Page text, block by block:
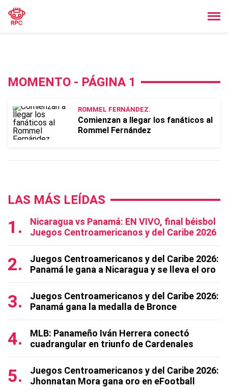
MOMENTO - PÁGINA 1
ROMMEL FERNÁNDEZ.
Comienzan a llegar los fanáticos al
Rommel Fernández
LAS MÁS LEÍDAS
Nicaragua vs Panamá: EN VIVO, final béisbol
Juegos Centroamericanos y del Caribe 2026
Juegos Centroamericanos y del Caribe 2026:
Panamá le gana a Nicaragua y se lleva el oro
Juegos Centroamericanos y del Caribe 2026:
Panamá gana la medalla de Bronce
MLB: Panameño Iván Herrera conectó
cuadrangular en triunfo de Cardenales
Juegos Centroamericanos y del Caribe 2026:
Jhonnatan Mora gana oro en eFootball